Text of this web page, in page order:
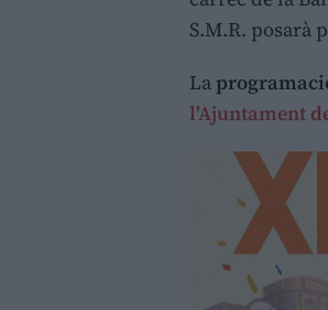
S.M.R. posarà
La
l'Ajuntament